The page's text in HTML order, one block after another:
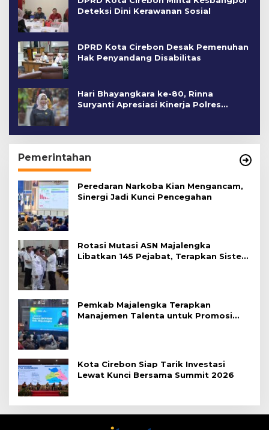
Deteksi Dini Kerawanan Sosial
DPRD Kota Cirebon Desak Pemenuhan
Hak Penyandang Disabilitas
Hari Bhayangkara ke-80, Rinna
Suryanti Apresiasi Kinerja Polres
Pemerintahan
Peredaran Narkoba Kian Mengancam,
Sinergi Jadi Kunci Pencegahan
Rotasi Mutasi ASN Majalengka
Libatkan 145 Pejabat, Terapkan Sistem
Pemkab Majalengka Terapkan
Manajemen Talenta untuk Promosi
Kota Cirebon Siap Tarik Investasi
Lewat Kunci Bersama Summit 2026